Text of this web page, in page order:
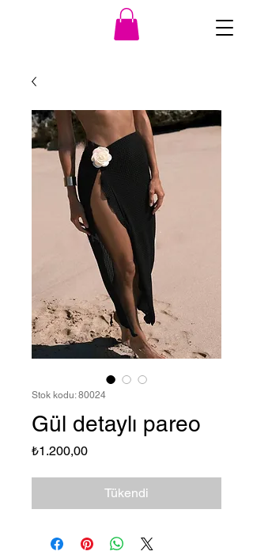
Stok kodu: 80024
Gül detaylı pareo
₺1.200,00Fiyat
Tükendi